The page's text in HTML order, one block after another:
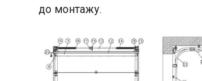
до монтажу.